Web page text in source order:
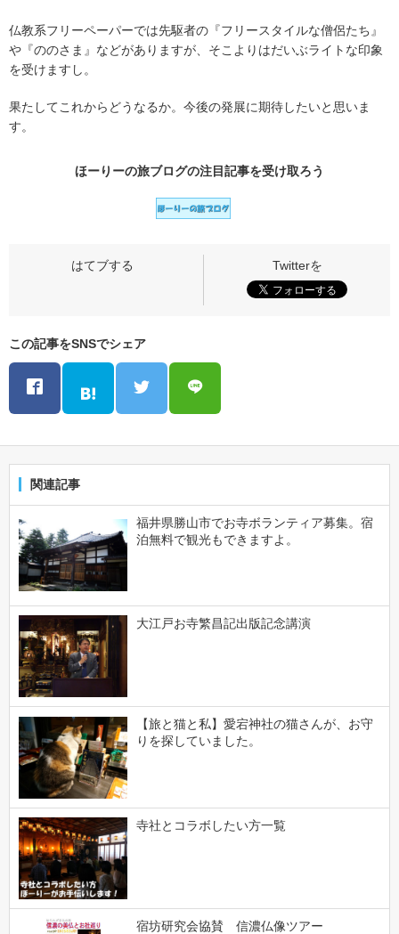
仏教系フリーペーパーでは先駆者の『フリースタイルな僧侶たち』
や『ののさま』などがありますが、そこよりはだいぶライトな印象
を受けますし。
果たしてこれからどうなるか。今後の発展に期待したいと思いま
す。
ほーりーの旅ブログの注目記事を受け取ろう
この記事をSNSでシェア
関連記事
福井県勝山市でお寺ボランティア募集。宿
泊無料で観光もできますよ。
大江戸お寺繁昌記出版記念講演
【旅と猫と私】愛宕神社の猫さんが、お守
りを探していました。
寺社とコラボしたい方一覧
宿坊研究会協賛 信濃仏像ツアー